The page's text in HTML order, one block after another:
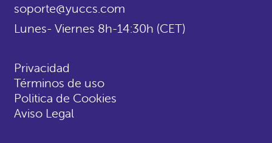
soporte@yuccs.com
Lunes- Viernes 8h-14:30h (CET)
Privacidad
Términos de uso
Politica de Cookies
Aviso Legal